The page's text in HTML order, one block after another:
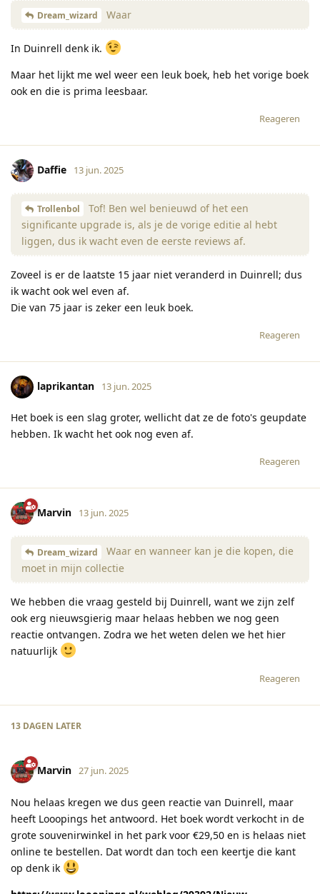
Dream_wizard Waar
In Duinrell denk ik.
Maar het lijkt me wel weer een leuk boek, heb het vorige boek
ook en die is prima leesbaar.
Reageren
Daffie 13 jun. 2025
Trollenbol
Tof! Ben wel benieuwd of het een
significante upgrade is, als je de vorige editie al hebt
liggen, dus ik wacht even de eerste reviews af.
Zoveel is er de laatste 15 jaar niet veranderd in Duinrell; dus
ik wacht ook wel even af.
Die van 75 jaar is zeker een leuk boek.
Reageren
laprikantan 13 jun. 2025
Het boek is een slag groter, wellicht dat ze de foto's geupdate
hebben. Ik wacht het ook nog even af.
Reageren
Marvin 13 jun. 2025
Dream_wizard
Waar en wanneer kan je die kopen, die
moet in mijn collectie
We hebben die vraag gesteld bij Duinrell, want we zijn zelf
ook erg nieuwsgierig maar helaas hebben we nog geen
reactie ontvangen. Zodra we het weten delen we het hier
natuurlijk
Reageren
13 DAGEN LATER
Marvin 27 jun. 2025
Nou helaas kregen we dus geen reactie van Duinrell, maar
heeft Looopings het antwoord. Het boek wordt verkocht in de
grote souvenirwinkel in het park voor €29,50 en is helaas niet
online te bestellen. Dat wordt dan toch een keertje die kant
op denk ik